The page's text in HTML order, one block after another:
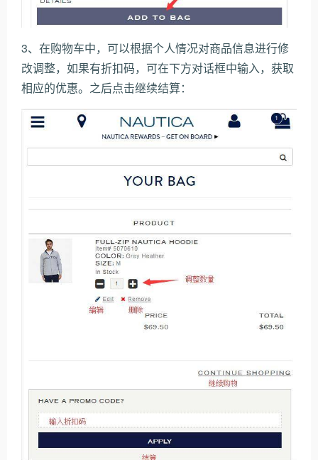
3、在购物车中，可以根据个人情况对商品信息进行修
改调整，如果有折扣码，可在下方对话框中输入，获取
相应的优惠。之后点击继续结算：